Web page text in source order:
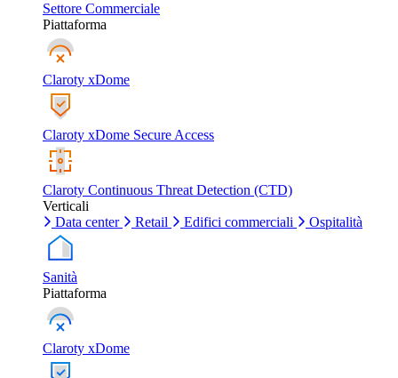
Settore Commerciale
Piattaforma
Claroty xDome
Claroty xDome Secure Access
Claroty Continuous Threat Detection (CTD)
Verticali
Data center
Retail Edifici commerciali Ospitalità
Sanità
Piattaforma
Claroty xDome